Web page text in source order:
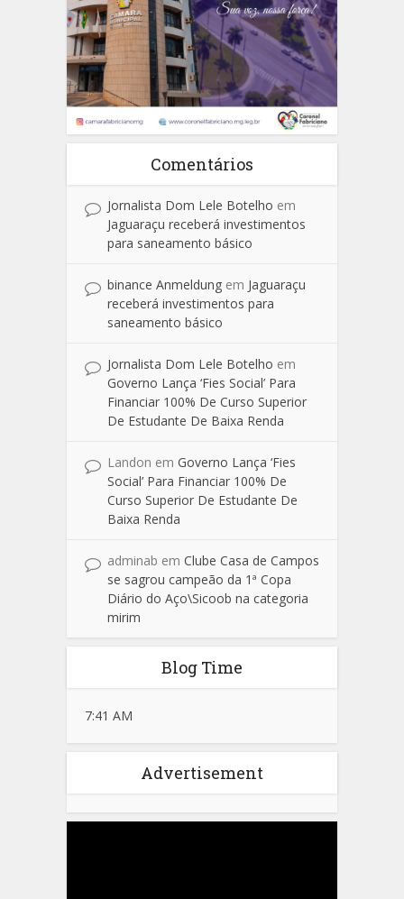
Comentários
Jornalista Dom Lele Botelho em
Jaguaraçu receberá investimentos
para saneamento básico
binance Anmeldung em Jaguaraçu
receberá investimentos para
saneamento básico
Jornalista Dom Lele Botelho em
Governo Lança ‘Fies Social’ Para
Financiar 100% De Curso Superior
De Estudante De Baixa Renda
Landon em Governo Lança ‘Fies
Social’ Para Financiar 100% De
Curso Superior De Estudante De
Baixa Renda
adminab em Clube Casa de Campos
se sagrou campeão da 1ª Copa
Diário do Aço\Sicoob na categoria
mirim
Blog Time
7:41 AM
Advertisement